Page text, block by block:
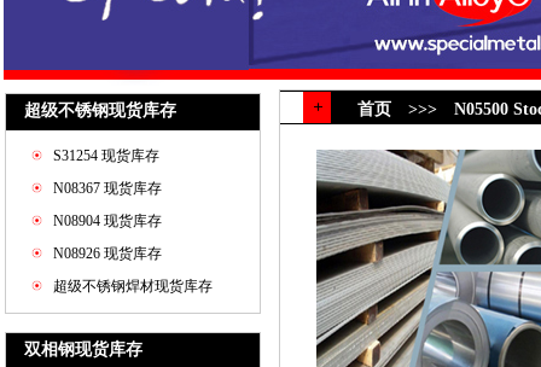
超级不锈钢现货库存
S31254 现货库存
N08367 现货库存
N08904 现货库存
N08926 现货库存
超级不锈钢焊材现货库存
双相钢现货库存
首页 >>> N05500